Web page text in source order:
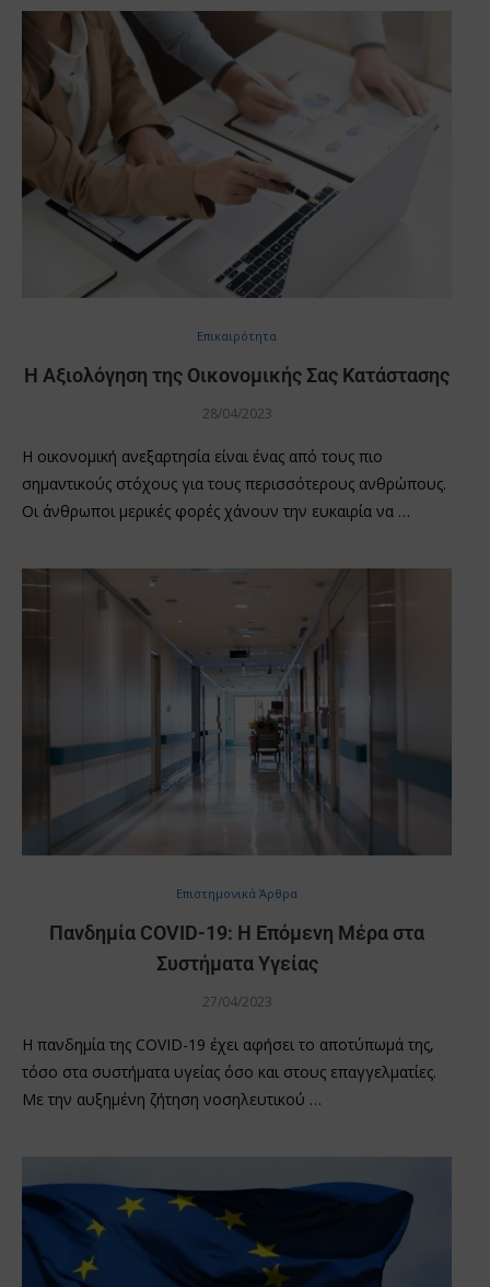
Επικαιρότητα
Η Αξιολόγηση της Οικονομικής Σας Κατάστασης
28/04/2023
Η οικονομική ανεξαρτησία είναι ένας από τους πιο
σημαντικούς στόχους για τους περισσότερους ανθρώπους.
Οι άνθρωποι μερικές φορές χάνουν την ευκαιρία να …
Επιστημονικά Άρθρα
Πανδημία COVID-19: Η Επόμενη Μέρα στα
Συστήματα Υγείας
27/04/2023
Η πανδημία της COVID-19 έχει αφήσει το αποτύπωμά της,
τόσο στα συστήματα υγείας όσο και στους επαγγελματίες.
Με την αυξημένη ζήτηση νοσηλευτικού …